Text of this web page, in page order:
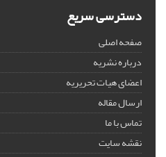
دسترسی سریع
صفحه اصلی
درباره نشریه
اعضای هیات تحریریه
ارسال مقاله
تماس با ما
نقشه سایت